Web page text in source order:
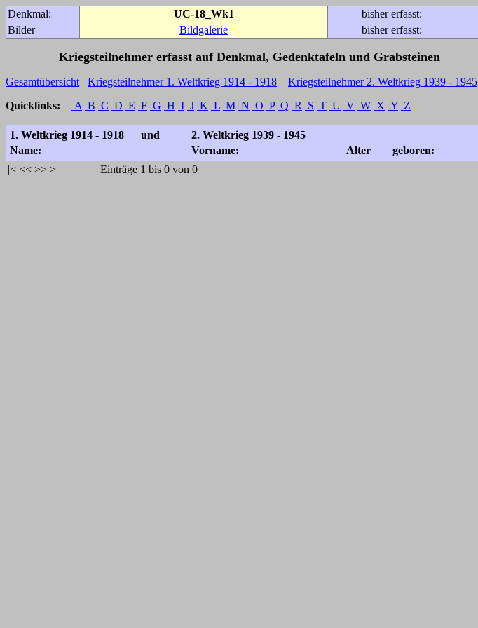
Denkmal: UC-18_Wk1 bisher erfasst:
Bilder
Bildgalerie bisher erfasst:
Kriegsteilnehmer erfasst auf Denkmal, Gedenktafeln und Grabsteinen
Gesamtübersicht Kriegsteilnehmer 1. Weltkrieg 1914 - 1918
Kriegsteilnehmer 2. Weltkrieg 1939 - 1945
Quicklinks:
A B C D E F G H I J K L M N O P Q R S T U V W X Y Z
1. Weltkrieg 1914 - 1918 und
2. Weltkrieg 1939 - 1945
Name:
Vorname: Alter geboren:
|< << >> >| Einträge 1 bis 0 von 0